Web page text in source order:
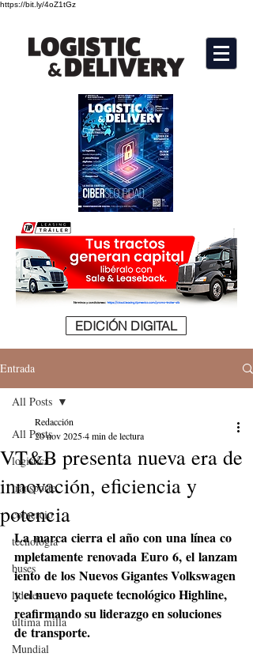
https://bit.ly/4oZ1tGz
EDICIÓN DIGITAL
Entrada
All Posts
logistica
transporte
comercio
tecnologia
buses
lideres
última milla
Mundial
All Posts
VT&B presenta nueva era de
innovación, eficiencia y
potencia
Redacción
20 nov 20254 min de lectura
La marca cierra el año con una línea co
mpletamente renovada Euro 6, el lanzam
iento de los Nuevos Gigantes Volkswagen
y el nuevo paquete tecnológico Highline,
reafirmando su liderazgo en soluciones
de transporte.